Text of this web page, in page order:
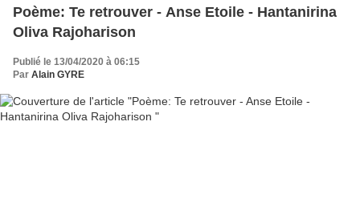
Poème: Te retrouver - Anse Etoile - Hantanirina
Oliva Rajoharison
Publié le 13/04/2020 à 06:15
Par Alain GYRE